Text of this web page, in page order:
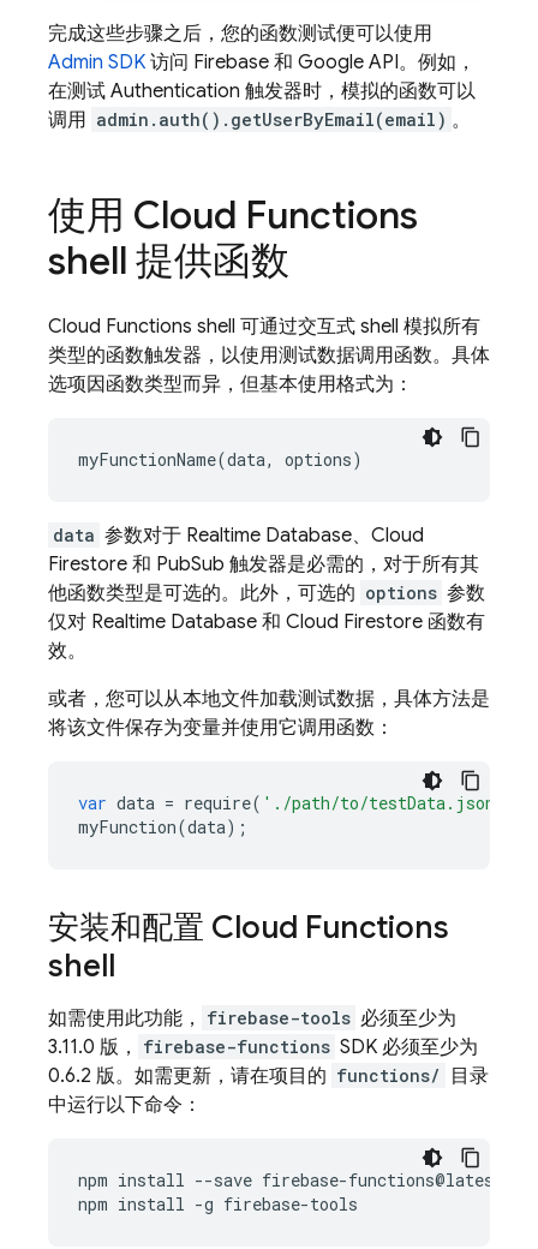
完成这些步骤之后，您的函数测试便可以使用
Admin SDK 访问 Firebase 和 Google API。例如，
在测试 Authentication 触发器时，模拟的函数可以
调用 admin.auth().getUserByEmail(email) 。
使用 Cloud Functions
shell 提供函数
Cloud Functions shell 可通过交互式 shell 模拟所有
类型的函数触发器，以使用测试数据调用函数。具体
选项因函数类型而异，但基本使用格式为：
data 参数对于 Realtime Database、Cloud
Firestore 和 PubSub 触发器是必需的，对于所有其
他函数类型是可选的。此外，可选的 options 参数
仅对 Realtime Database 和 Cloud Firestore 函数有
效。
或者，您可以从本地文件加载测试数据，具体方法是
将该文件保存为变量并使用它调用函数：
var data = require( './path/to/testData.json'
myFunction(data);
安装和配置 Cloud Functions
shell
如需使用此功能， firebase-tools 必须至少为
3.11.0 版，
firebase-functions SDK 必须至少为
0.6.2 版。如需更新，请在项目的 functions/
目录
中运行以下命令：
npm install --save firebase-functions@latest
npm install -g firebase-tools